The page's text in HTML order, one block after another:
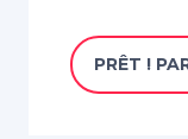
PRÊT !